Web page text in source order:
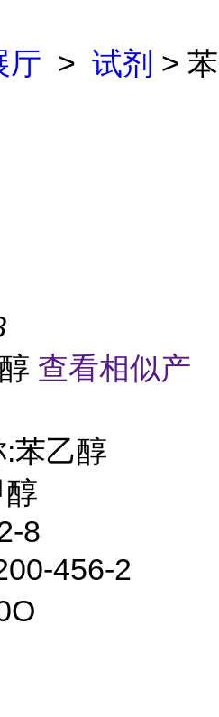
厅 > 试剂 > 苯
查看相似产
苯乙醇
8
456-2